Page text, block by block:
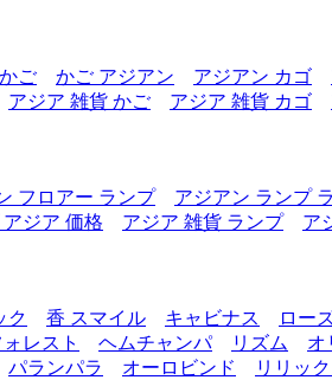
ご かご アジアン アジアン カゴ
アジア 雑貨 かご アジア 雑貨 カゴ
フロアー ランプ アジアン ランプ
ジア 価格 アジア 雑貨 ランプ
ア
ク 香 スマイル キャビナス ロー
レスト ヘムチャンパ リズム オ
パランパラ オーロビンド リリッ